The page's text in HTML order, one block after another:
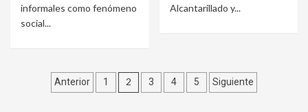
informales como fenómeno
social...
Alcantarillado y...
Navegación
Anterior 1 2 3 4 5 Siguiente